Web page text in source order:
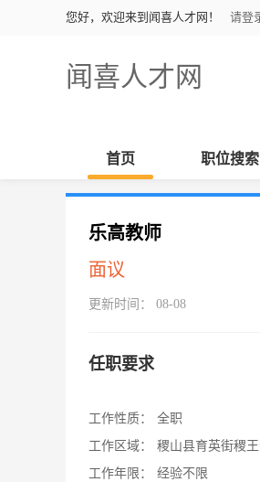
您好，欢迎来到闻喜人才网！ 请登
闻喜人才网
首页 职位搜索
乐高教师
面议
更新时间： 08-08
任职要求
工作性质：
全职
工作区域：
稷山县育英街稷王幼儿园对
工作年限：
经验不限